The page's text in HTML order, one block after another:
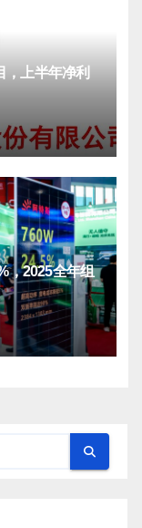
，上半年净利
，2025全年组